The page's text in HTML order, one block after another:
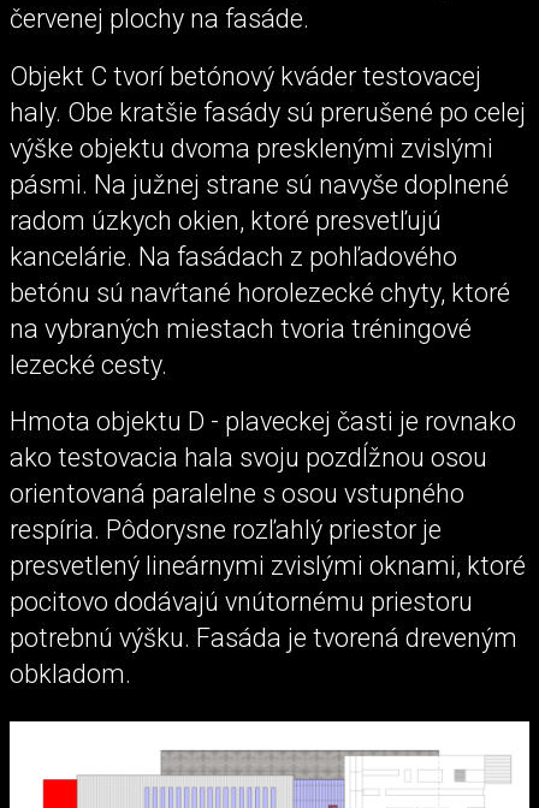
červenej plochy na fasáde.
Objekt C tvorí betónový kváder testovacej
haly. Obe kratšie fasády sú prerušené po celej
výške objektu dvoma presklenými zvislými
pásmi. Na južnej strane sú navyše doplnené
radom úzkych okien, ktoré presvetľujú
kancelárie. Na fasádach z pohľadového
betónu sú navŕtané horolezecké chyty, ktoré
na vybraných miestach tvoria tréningové
lezecké cesty.
Hmota objektu D - plaveckej časti je rovnako
ako testovacia hala svoju pozdĺžnou osou
orientovaná paralelne s osou vstupného
respíria. Pôdorysne rozľahlý priestor je
presvetlený lineárnymi zvislými oknami, ktoré
pocitovo dodávajú vnútornému priestoru
potrebnú výšku. Fasáda je tvorená dreveným
obkladom.